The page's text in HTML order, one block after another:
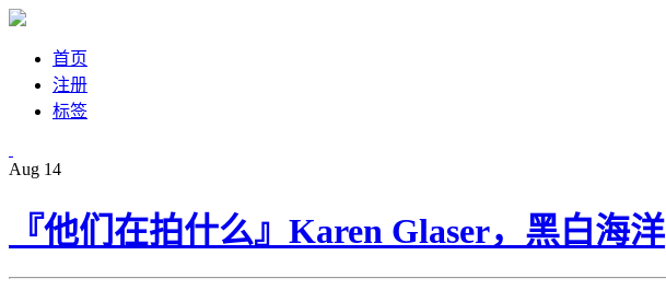
首页
注册
标签
Aug 14
『他们在拍什么』Karen Glaser，黑白海洋